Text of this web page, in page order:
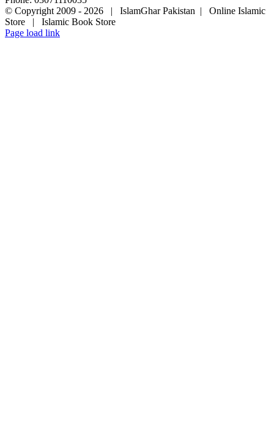
© Copyright 2009 - 2026 | IslamGhar Pakistan | Online Islamic
Store | Islamic Book Store
Page load link